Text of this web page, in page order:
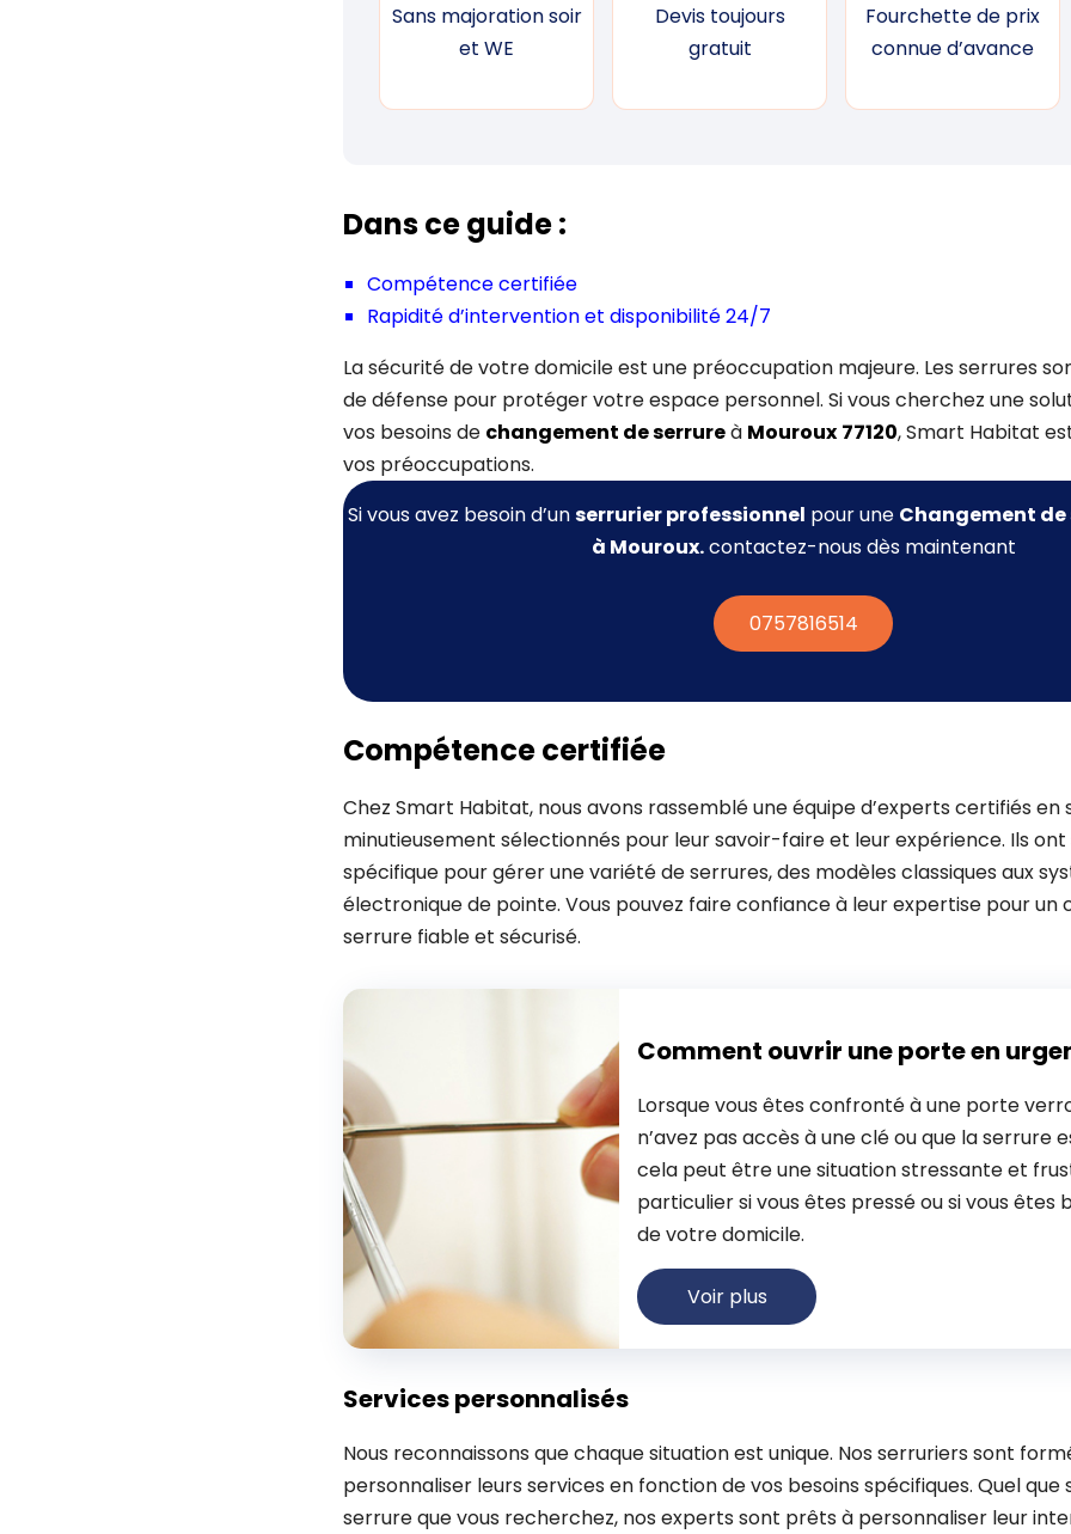
Sans majoration soir
et WE
Devis toujours
gratuit
Fourchette de prix
connue d’avance
Dans ce guide :
Compétence certifiée
Rapidité d’intervention et disponibilité 24/7
La sécurité de votre domicile est une préoccupation majeure. Les serrures
de défense pour protéger votre espace personnel. Si vous cherchez une
vos besoins de changement de serrureà Mouroux 77120, Smart Habitat
vos préoccupations.
Si vous avez besoin d’unserrurier professionnel pour une Changement de
à Mouroux.contactez-nous dès maintenant
0757816514
Compétence certifiée
Chez Smart Habitat, nous avons rassemblé une équipe d’experts certifiés en
minutieusement sélectionnés pour leur savoir-faire et leur expérience. Ils
spécifique pour gérer une variété de serrures, des modèles classiques aux
électronique de pointe. Vous pouvez faire confiance à leur expertise pour un
serrure fiable et sécurisé.
Comment ouvrir une porte en
Lorsque vous êtes confronté à une porte
n’avez pas accès à une clé ou que la serrure
cela peut être une situation stressante et
particulier si vous êtes pressé ou si vous êtes
de votre domicile.
Voir plus
Services personnalisés
Nous reconnaissons que chaque situation est unique. Nos serruriers sont
personnaliser leurs services en fonction de vos besoins spécifiques. Quel que
serrure que vous recherchez, nos experts sont prêts à personnaliser leur